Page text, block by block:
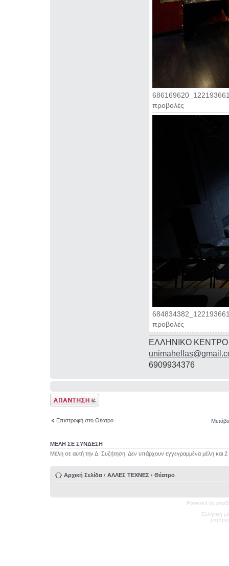
προβολές
προβολές
ΕΛΛΗΝΙΚΟ
6909934376
Δημιουργία
απάντησης
Επιστροφή στο Θέατρο
ΜΕΛΗ ΣΕ ΣΥΝΔΕΣΗ
Μέλη σε αυτή την Δ. Συζήτηση: Δεν υπάρχουν εγγεγραμμένα μέλη και 2
Αρχική Σελίδα ‹ ΑΛΛΕΣ ΤΕΧΝΕΣ ‹ Θέατρο
Powered by
Ελληνική
pro